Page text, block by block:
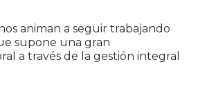
animan a seguir trabajando
supone una gran
a través de la gestión integral